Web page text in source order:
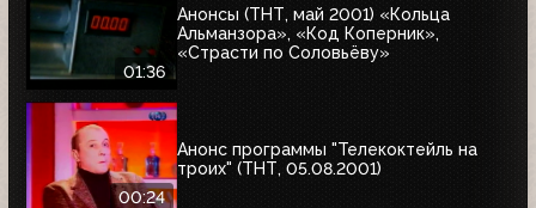
01:36
Анонсы (ТНТ, май 2001) «Кольца
Альманзора», «Код Коперник»,
«Страсти по Соловьёву»
00:24
Анонс программы "Телекоктейль на
троих" (ТНТ, 05.08.2001)